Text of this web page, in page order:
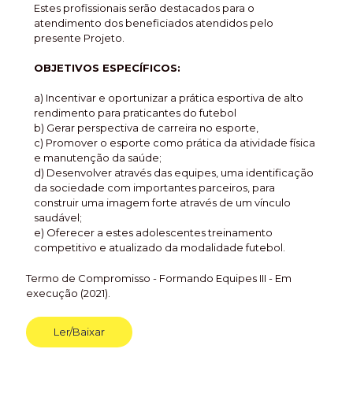
Estes profissionais serão destacados para o
atendimento dos beneficiados atendidos pelo
presente Projeto.
OBJETIVOS ESPECÍFICOS:
a) Incentivar e oportunizar a prática esportiva de alto
rendimento para praticantes do futebol
b) Gerar perspectiva de carreira no esporte,
c) Promover o esporte como prática da atividade física
e manutenção da saúde;
d) Desenvolver através das equipes, uma identificação
da sociedade com importantes parceiros, para
construir uma imagem forte através de um vínculo
saudável;
e) Oferecer a estes adolescentes treinamento
competitivo e atualizado da modalidade futebol.
Termo de Compromisso - Formando Equipes III - Em
execução (2021).
Ler/Baixar